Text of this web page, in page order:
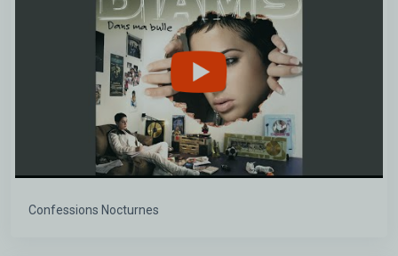
Confessions Nocturnes